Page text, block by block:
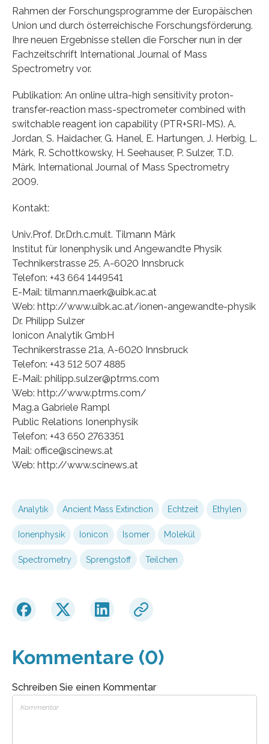
Rahmen der Forschungsprogramme der Europäischen
Union und durch österreichische Forschungsförderung.
Ihre neuen Ergebnisse stellen die Forscher nun in der
Fachzeitschrift International Journal of Mass
Spectrometry vor.
Publikation: An online ultra-high sensitivity proton-
transfer-reaction mass-spectrometer combined with
switchable reagent ion capability (PTR+SRI-MS). A.
Jordan, S. Haidacher, G. Hanel, E. Hartungen, J. Herbig, L.
Märk, R. Schottkowsky, H. Seehauser, P. Sulzer, T.D.
Märk. International Journal of Mass Spectrometry
2009.
Kontakt:
Univ.Prof. Dr.Dr.h.c.mult. Tilmann Märk
Institut für Ionenphysik und Angewandte Physik
Technikerstrasse 25, A-6020 Innsbruck
Telefon: +43 664 1449541
E-Mail: tilmann.maerk@uibk.ac.at
Web: http://www.uibk.ac.at/ionen-angewandte-physik
Dr. Philipp Sulzer
Ionicon Analytik GmbH
Technikerstrasse 21a, A-6020 Innsbruck
Telefon: +43 512 507 4885
E-Mail: philipp.sulzer@ptrms.com
Web: http://www.ptrms.com/
Mag.a Gabriele Rampl
Public Relations Ionenphysik
Telefon: +43 650 2763351
Mail: office@scinews.at
Web: http://www.scinews.at
Analytik Ancient Mass Extinction Echtzeit Ethylen
Ionenphysik Ionicon Isomer Molekül
Spectrometry Sprengstoff Teilchen
Kommentare (0)
Schreiben Sie einen Kommentar